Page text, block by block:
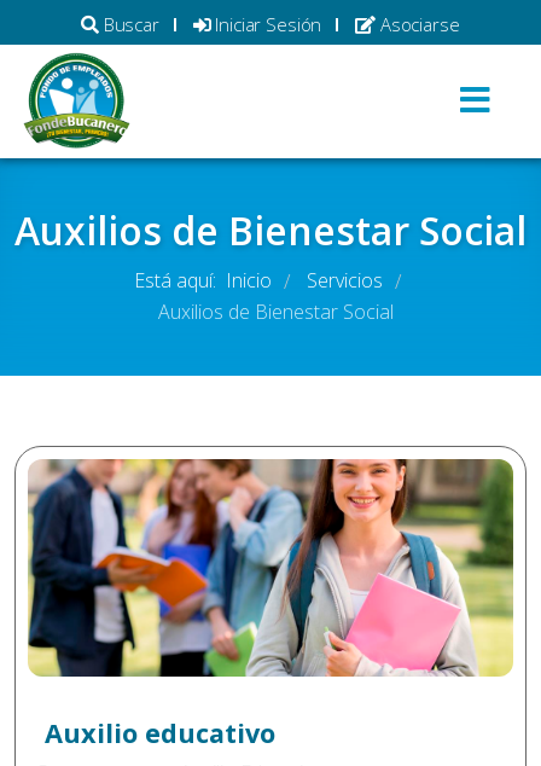
Buscar Iniciar Sesión Asociarse
Auxilios de Bienestar Social
Está aquí: Inicio / Servicios /
Auxilios de Bienestar Social
Auxilio educativo